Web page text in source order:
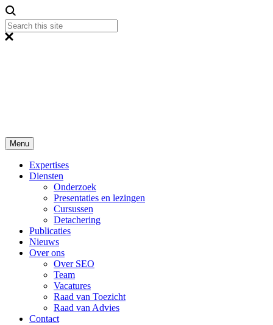
Menu
Expertises
Diensten
Onderzoek
Presentaties en lezingen
Cursussen
Detachering
Publicaties
Nieuws
Over ons
Over SEO
Team
Vacatures
Raad van Toezicht
Raad van Advies
Contact